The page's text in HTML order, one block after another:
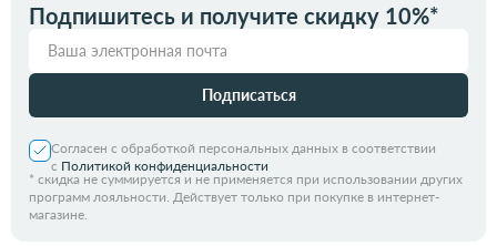
Подпишитесь и получите скидку 10%*
Подписаться
Согласен с обработкой персональных данных в соответствии
с Политикой конфиденциальности
* скидка не суммируется и не применяется при использовании других
программ лояльности. Действует только при покупке в интернет-
магазине.